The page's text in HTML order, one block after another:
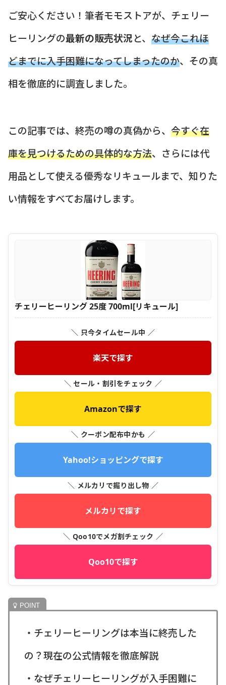
ご安心ください！筆者モモストアが、チェリー
ヒーリングの最新の販売状況と、 なぜ今これほ
どまでに入手困難になってしまったのか、その真
相を徹底的に調査しました。
この記事では、終売の噂の真偽から、 今すぐ在
庫を見つけるための具体的な方法、さらには代
用品として使える優秀なリキュールまで、知りた
い情報をすべてお届けします。
チェリーヒーリング 25度 700ml[リキュール]
＼ 只今タイムセール中 ／
楽天で探す
＼ セール・割引をチェック ／
Amazonで探す
＼ クーポン配布中かも ／
Yahoo!ショッピングで探す
＼ メルカリで掘り出し物 ／
メルカリで探す
＼ Qoo10でメガ割チェック ／
Qoo10で探す
・チェリーヒーリングは本当に終売した
の？現在の公式情報を徹底解説
・なぜチェリーヒーリングが入手困難に